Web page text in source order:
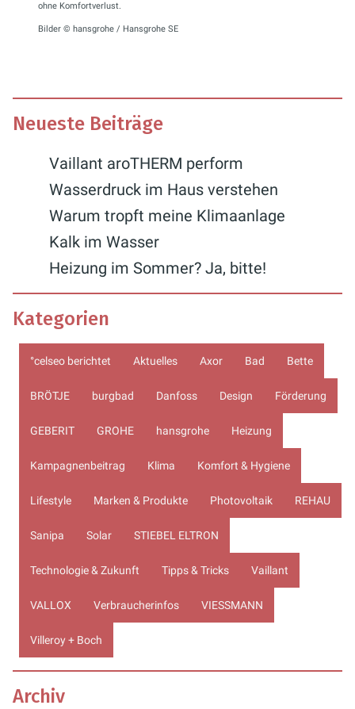
ohne Komfortverlust.
Bilder © hansgrohe / Hansgrohe SE
Neueste Beiträge
Vaillant aroTHERM perform
Wasserdruck im Haus verstehen
Warum tropft meine Klimaanlage
Kalk im Wasser
Heizung im Sommer? Ja, bitte!
Kategorien
°celseo berichtet Aktuelles Axor Bad Bette
BRÖTJE burgbad Danfoss Design Förderung
GEBERIT GROHE hansgrohe Heizung
Kampagnenbeitrag Klima Komfort & Hygiene
Lifestyle Marken & Produkte Photovoltaik REHAU
Sanipa Solar STIEBEL ELTRON
Technologie & Zukunft Tipps & Tricks Vaillant
VALLOX Verbraucherinfos VIESSMANN
Villeroy + Boch
Archiv